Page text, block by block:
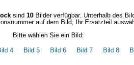
sind 10 Bilder verfügbar. Unterhalb des
auf dem Bild, Ihr Ersatzteil
Bitte wählen Sie ein Bild:
4 Bild 5 Bild 6 Bild 7 Bild 8